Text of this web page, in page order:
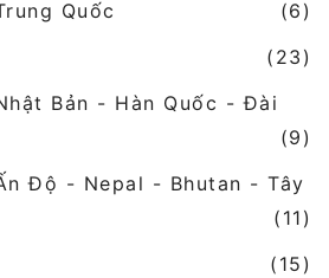
Quốc
(6)
(23)
Bản - Hàn Quốc - Đài
(9)
Độ - Nepal - Bhutan - Tây
(11)
(15)